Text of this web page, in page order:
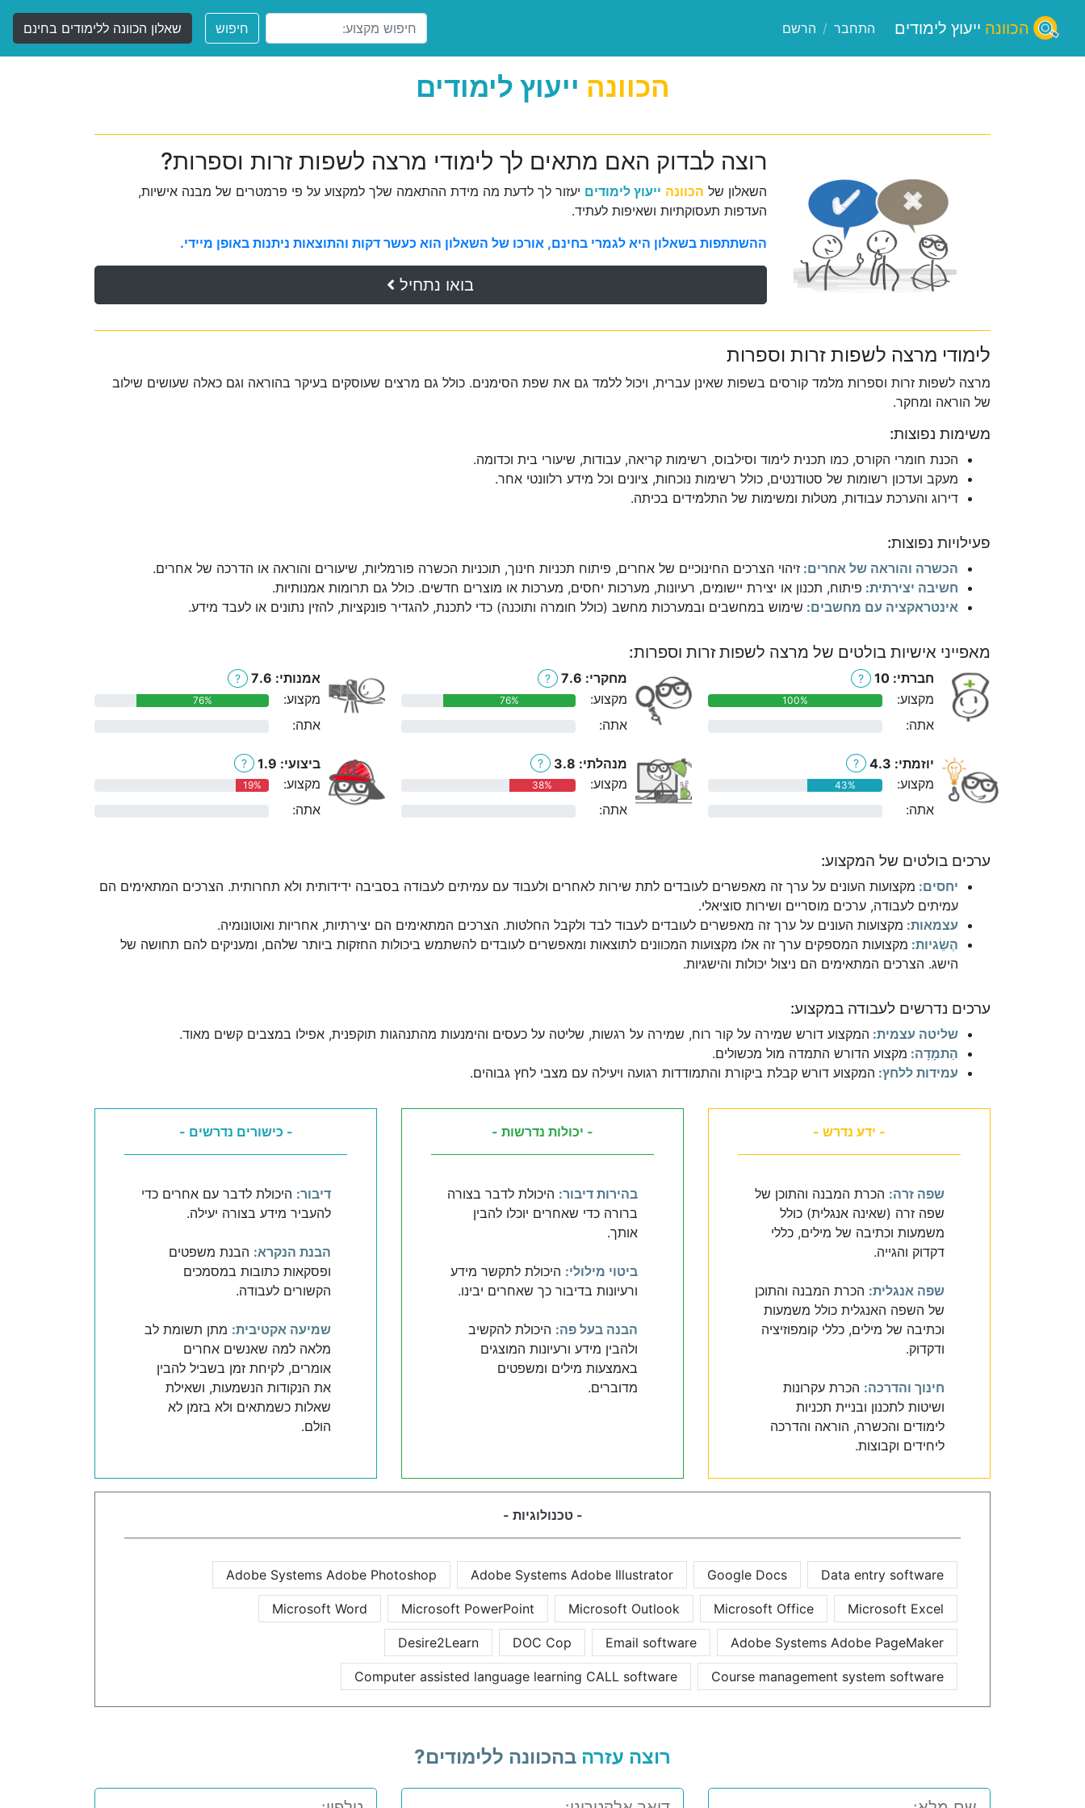
הכוונה ייעוץ לימודים התחבר / הרשם חיפוש שאלון הכוונה ללימודים בחינם
הכוונה ייעוץ לימודים
רוצה לבדוק האם מתאים לך לימודי מרצה לשפות זרות וספרות?
השאלון של הכוונה ייעוץ לימודים יעזור לך לדעת מה מידת ההתאמה שלך למקצוע על פי פרמטרים של מבנה אישיות,
העדפות תעסוקתיות ושאיפות לעתיד.
ההשתתפות בשאלון היא לגמרי בחינם, אורכו של השאלון הוא כעשר דקות והתוצאות ניתנות באופן מיידי.
בואו נתחיל
לימודי מרצה לשפות זרות וספרות
מרצה לשפות זרות וספרות מלמד קורסים בשפות שאינן עברית, ויכול ללמד גם את שפת הסימנים. כולל גם מרצים שעוסקים בעיקר בהוראה וגם כאלה שעושים שילוב
של הוראה ומחקר.
משימות נפוצות:
הכנת חומרי הקורס, כמו תכנית לימוד וסילבוס, רשימות קריאה, עבודות, שיעורי בית וכדומה.
מעקב ועדכון רשומות של סטודנטים, כולל רשימות נוכחות, ציונים וכל מידע רלוונטי אחר.
דירוג והערכת עבודות, מטלות ומשימות של התלמידים בכיתה.
פעילויות נפוצות:
הכשרה והוראה של אחרים: זיהוי הצרכים החינוכיים של אחרים, פיתוח תכניות חינוך, תוכניות הכשרה פורמליות, שיעורים והוראה או הדרכה של אחרים.
חשיבה יצירתית: פיתוח, תכנון או יצירת יישומים, רעיונות, מערכות יחסים, מערכות או מוצרים חדשים. כולל גם תרומות אמנותיות.
אינטראקציה עם מחשבים: שימוש במחשבים ובמערכות מחשב (כולל חומרה ותוכנה) כדי לתכנת, להגדיר פונקציות, להזין נתונים או לעבד מידע.
מאפייני אישיות בולטים של מרצה לשפות זרות וספרות:
חברתי: 10 ?
מקצוע: 100%
אתה:
מחקרי: 7.6 ?
מקצוע: 76%
אתה:
אמנותי: 7.6 ?
מקצוע: 76%
אתה:
יוזמתי: 4.3 ?
מקצוע: 43%
אתה:
מנהלתי: 3.8 ?
מקצוע: 38%
אתה:
ביצועי: 1.9 ?
מקצוע: 19%
אתה:
ערכים בולטים של המקצוע:
יחסים: מקצועות העונים על ערך זה מאפשרים לעובדים לתת שירות לאחרים ולעבוד עם עמיתים לעבודה בסביבה ידידותית ולא תחרותית. הצרכים המתאימים הם
עמיתים לעבודה, ערכים מוסריים ושירות סוציאלי.
עצמאות: מקצועות העונים על ערך זה מאפשרים לעובדים לעבוד לבד ולקבל החלטות. הצרכים המתאימים הם יצירתיות, אחריות ואוטונומיה.
הֶשֵׂגיות: מקצועות המספקים ערך זה אלו מקצועות המכוונים לתוצאות ומאפשרים לעובדים להשתמש ביכולות החזקות ביותר שלהם, ומעניקים להם תחושה של
הישג. הצרכים המתאימים הם ניצול יכולות והישגיות.
ערכים נדרשים לעבודה במקצוע:
שליטה עצמית: המקצוע דורש שמירה על קור רוח, שמירה על רגשות, שליטה על כעסים והימנעות מהתנהגות תוקפנית, אפילו במצבים קשים מאוד.
הַתמָדָה: מקצוע הדורש התמדה מול מכשולים.
עמידות ללחץ: המקצוע דורש קבלת ביקורת והתמודדות רגועה ויעילה עם מצבי לחץ גבוהים.
- ידע נדרש -
שפה זרה: הכרת המבנה והתוכן של
שפה זרה (שאינה אנגלית) כולל
משמעות וכתיבה של מילים, כללי
דקדוק והגייה.
שפה אנגלית: הכרת המבנה והתוכן
של השפה האנגלית כולל משמעות
וכתיבה של מילים, כללי קומפוזיציה
ודקדוק.
חינוך והדרכה: הכרת עקרונות
ושיטות לתכנון ובניית תכניות
לימודים והכשרה, הוראה והדרכה
ליחידים וקבוצות.
- יכולות נדרשות -
בהירות דיבור: היכולת לדבר בצורה
ברורה כדי שאחרים יוכלו להבין
אותך.
ביטוי מילולי: היכולת לתקשר מידע
ורעיונות בדיבור כך שאחרים יבינו.
הבנה בעל פה: היכולת להקשיב
ולהבין מידע ורעיונות המוצגים
באמצעות מילים ומשפטים
מדוברים.
- כישורים נדרשים -
דיבור: היכולת לדבר עם אחרים כדי
להעביר מידע בצורה יעילה.
הבנת הנקרא: הבנת משפטים
ופסקאות כתובות במסמכים
הקשורים לעבודה.
שמיעה אקטיבית: מתן תשומת לב
מלאה למה שאנשים אחרים
אומרים, לקיחת זמן בשביל להבין
את הנקודות הנשמעות, ושאילת
שאלות כשמתאים ולא בזמן לא
הולם.
- טכנולוגיות -
Data entry software
Google Docs
Adobe Systems Adobe Illustrator
Adobe Systems Adobe Photoshop
Microsoft Excel
Microsoft Office
Microsoft Outlook
Microsoft PowerPoint
Microsoft Word
Adobe Systems Adobe PageMaker
Email software
DOC Cop
Desire2Learn
Course management system software
Computer assisted language learning CALL software
רוצה עזרה בהכוונה ללימודים?